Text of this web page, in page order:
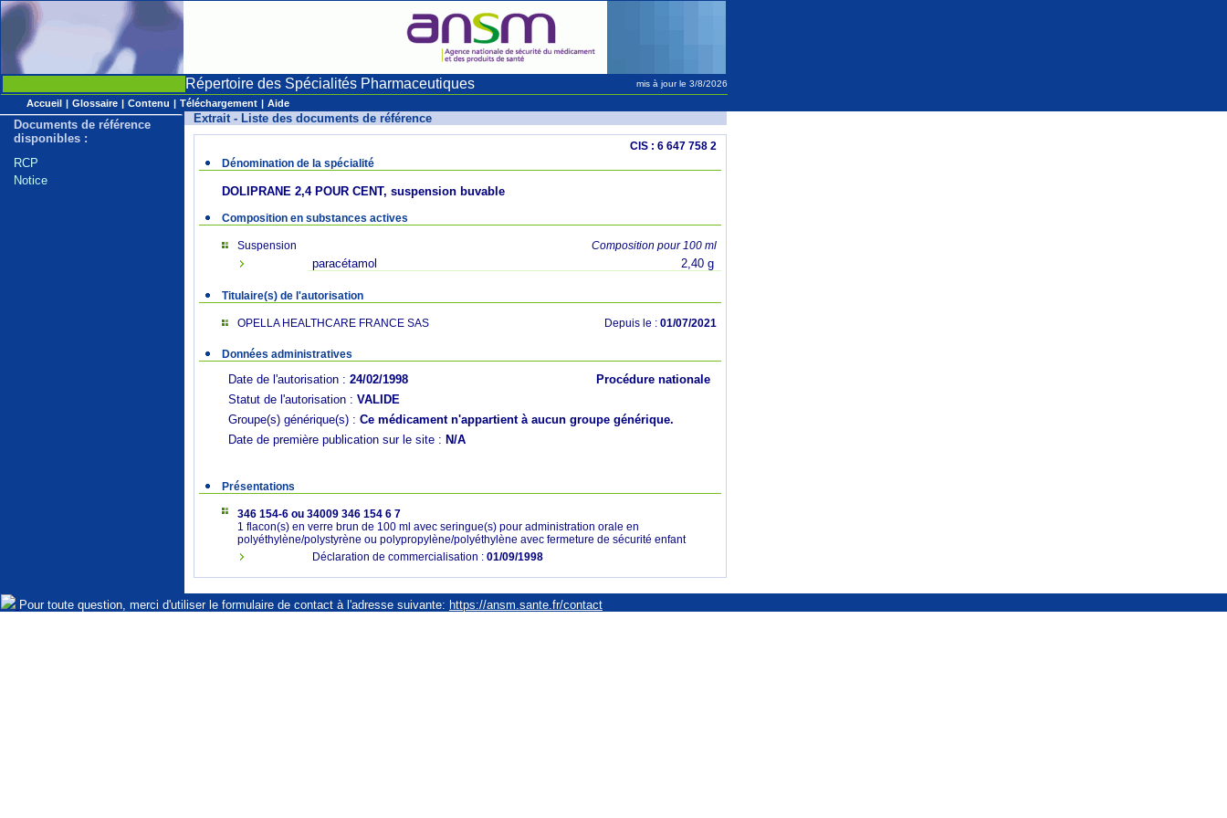
Répertoire des Spécialités Pharmaceutiques mis à jour le 3/8/2026
Accueil | Glossaire | Contenu | Téléchargement | Aide
Documents de référence
disponibles :
RCP
Notice
Extrait - Liste des documents de référence
CIS : 6 647 758 2
Dénomination de la spécialité
DOLIPRANE 2,4 POUR CENT, suspension buvable
Composition en substances actives
Suspension Composition pour 100 ml
paracétamol 2,40 g
Titulaire(s) de l'autorisation
OPELLA HEALTHCARE FRANCE SAS Depuis le : 01/07/2021
Données administratives
Date de l'autorisation : 24/02/1998
Procédure nationale
Statut de l'autorisation : VALIDE
Groupe(s) générique(s) : Ce médicament n'appartient à aucun groupe générique.
Date de première publication sur le site : N/A
Présentations
346 154-6 ou 34009 346 154 6 7
1 flacon(s) en verre brun de 100 ml avec seringue(s) pour administration orale en
polyéthylène/polystyrène ou polypropylène/polyéthylène avec fermeture de sécurité enfant
Déclaration de commercialisation : 01/09/1998
Pour toute question, merci d'utiliser le formulaire de contact à l'adresse suivante: https://ansm.sante.fr/contact